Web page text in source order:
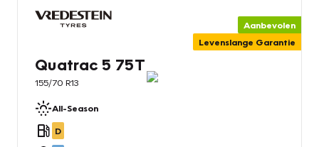
Aanbevolen
Levenslange Garantie
Quatrac 5 75T
155/70 R13
All-Season
D